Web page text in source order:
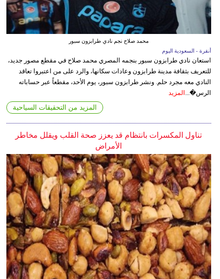
محمد صلاح نجم نادي طرابزون سبور
أنقرة - السعودية اليوم
استعان نادي طرابزون سبور بنجمه المصري محمد صلاح في مقطع مصور جديد،
للتعريف بثقافة مدينة طرابزون وعادات سكانها، والرد على من اعتبروا تعاقد
النادي معه مجرد حلم. ونشر طرابزون سبور، يوم الأحد، مقطعاً عبر حساباته
الرس�... المزيد
المزيد من التحقيقات السياحية
تناول المكسرات بانتظام قد يعزز صحة القلب ويقلل مخاطر
الأمراض